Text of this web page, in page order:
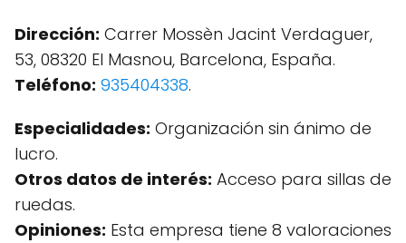
Dirección: Carrer Mossèn Jacint Verdaguer,
53, 08320 El Masnou, Barcelona, España.
Teléfono: 935404338.
Especialidades: Organización sin ánimo de
lucro.
Otros datos de interés: Acceso para sillas de
ruedas.
Opiniones: Esta empresa tiene 8 valoraciones